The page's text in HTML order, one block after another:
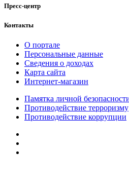
Пресс-центр
Контакты
О портале
Персональные данные
Сведения о доходах
Карта сайта
Интернет-магазин
Памятка личной
Противодействие терроризму
Противодействие коррупции